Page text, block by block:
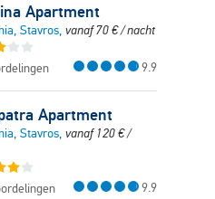
Apartment
Stavros, vanaf70€/ nacht
9.9
Apartment
Stavros, vanaf 120€/
9.9